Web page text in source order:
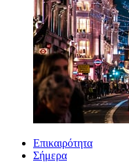
Επικαιρότητα
Σήμερα